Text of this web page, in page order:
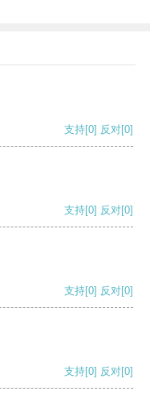
支持[0] 反对[0]
支持[0] 反对[0]
支持[0] 反对[0]
支持[0] 反对[0]